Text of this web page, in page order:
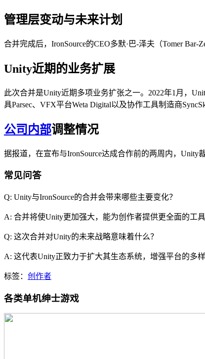
管理层变动与未来计划
合并完成后，IronSource的CEO多默·巴-泽夫（Tomer
Unity近期的业务扩展
此次合并是Unity近期多项业务扩张之一。2022年1月，
具Parsec、VFX平台Weta Digital以及协作工具制造商
公司内部调整情况
据报道，在宣布与IronSource达成合作前的两周内，Unity
常见问答
Q: Unity与IronSource的合并会带来哪些主要变化？
A: 合并将使Unity更加强大，能为创作者提供更全面的工
Q: 这次合并对Unity的未来战略意味着什么？
A: 这代表Unity正致力于扩大其生态系统，增强平台的多
标签： 创作者
各类单机绅士游戏